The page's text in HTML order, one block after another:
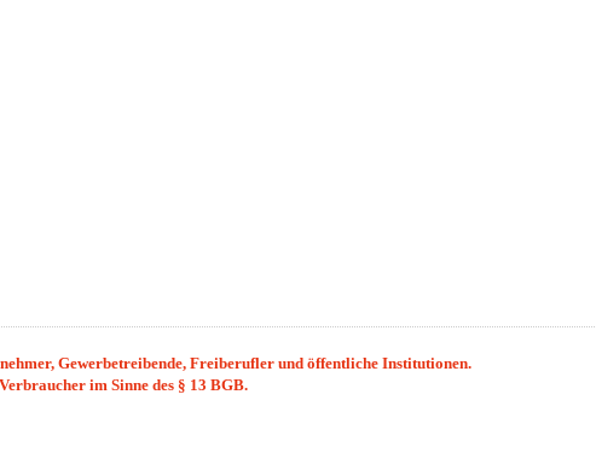
Gewerbetreibende, Freiberufler und öffentliche Institutionen.
im Sinne des § 13 BGB.